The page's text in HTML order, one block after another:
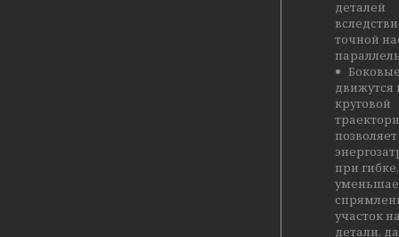
деталей
точной
движутся
круговой
при
участок
детали,